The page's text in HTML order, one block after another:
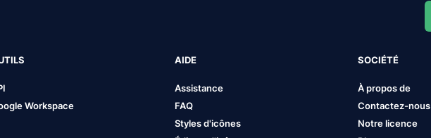
Workspace
AIDE
Assistance
FAQ
Styles d'icônes
SOCIÉTÉ
À propos de
Contactez-nous
Notre licence